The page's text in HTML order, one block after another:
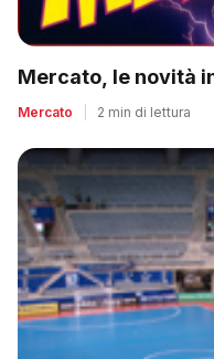
Mercato, le novità
Mercato 2 min di lettura